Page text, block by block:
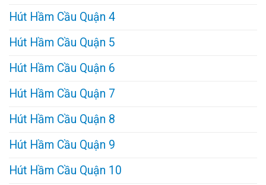
Hút Hầm Cầu Quận 4
Hút Hầm Cầu Quận 5
Hút Hầm Cầu Quận 6
Hút Hầm Cầu Quận 7
Hút Hầm Cầu Quận 8
Hút Hầm Cầu Quận 9
Hút Hầm Cầu Quận 10